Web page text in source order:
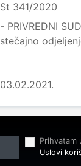
St 341/2020
- PRIVREDNI
stečajno
03.02.2021.
Prihvatam
Uslovi